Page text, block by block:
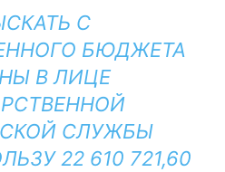
С
БЮДЖЕТА
В ЛИЦЕ
СЛУЖБЫ
22 610 721,60